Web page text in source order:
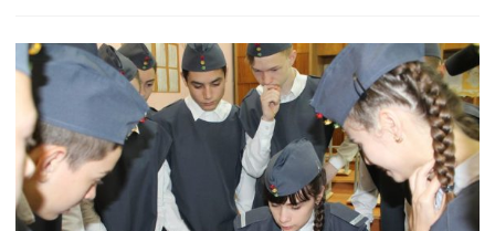
Знай
правила
движения
как
таблицу